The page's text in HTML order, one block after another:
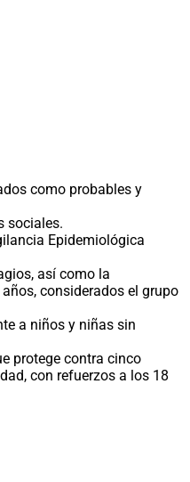
como probables y
sociales.
Epidemiológica
así como la
considerados el grupo
a niños y niñas sin
protege contra cinco
con refuerzos a los 18